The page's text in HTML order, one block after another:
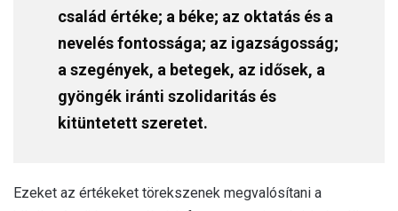
család értéke; a béke; az oktatás és a
nevelés fontossága; az igazságosság;
a szegények, a betegek, az idősek, a
gyöngék iránti szolidaritás és
kitüntetett szeretet.
Ezeket az értékeket törekszenek megvalósítani a